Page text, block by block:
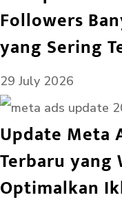
Followers
yang Sering
29 July 2026
Update Meta
Terbaru
Optimalkan